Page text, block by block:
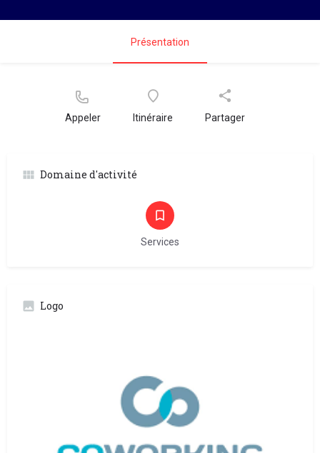
Présentation
Appeler Itinéraire Partager
Domaine d'activité
Services
Logo